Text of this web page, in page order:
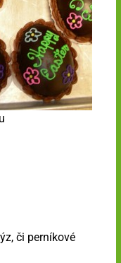
či perníkové